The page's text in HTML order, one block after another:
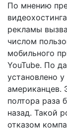
По мнению
рекламы
числом
мобильного
YouTube. По
установлено
американцев.
полтора раза
назад. Такой
отказом